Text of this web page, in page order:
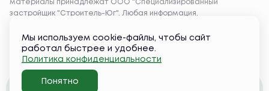
Забронировать
Мы используем cookie-файлы, чтобы сайт
работал быстрее и удобнее.
Политика конфиденциальности
Понятно